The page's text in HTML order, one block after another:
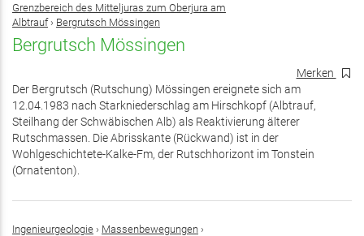
Grenzbereich des Mitteljuras zum Oberjura am
Albtrauf› Bergrutsch Mössingen
Bergrutsch Mössingen
Merken
Der Bergrutsch (Rutschung) Mössingen ereignete sich am
12.04.1983 nach Starkniederschlag am Hirschkopf (Albtrauf,
Steilhang der Schwäbischen Alb) als Reaktivierung älterer
Rutschmassen. Die Abrisskante (Rückwand) ist in der
Wohlgeschichtete-Kalke-Fm, der Rutschhorizont im Tonstein
(Ornatenton).
Ingenieurgeologie › Massenbewegungen ›